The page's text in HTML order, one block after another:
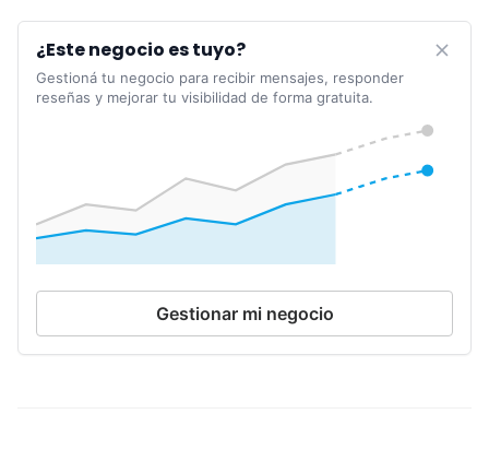
¿Este negocio es tuyo?
Gestioná tu negocio para recibir mensajes, responder
reseñas y mejorar tu visibilidad de forma gratuita.
Gestionar mi negocio